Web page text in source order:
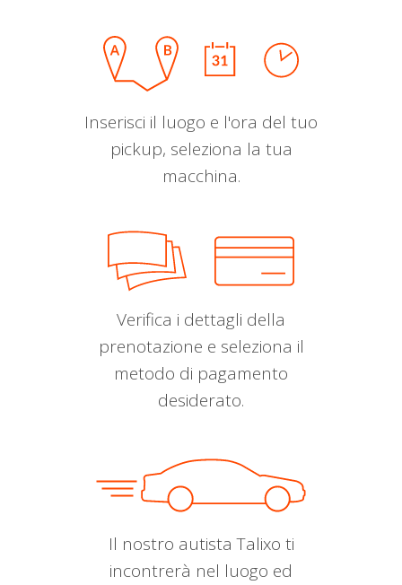
Inserisci il luogo e l'ora del tuo
pickup, seleziona la tua
macchina.
Verifica i dettagli della
prenotazione e seleziona il
metodo di pagamento
desiderato.
Il nostro autista Talixo ti
incontrerà nel luogo ed